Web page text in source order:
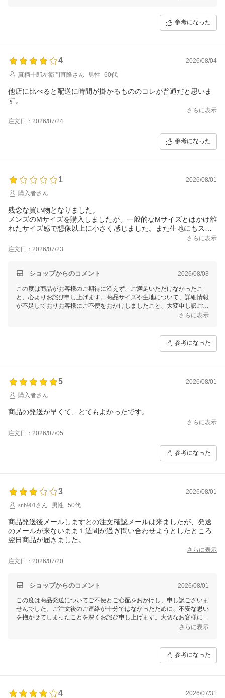
参考になった
4
2026/08/04
真柄十郎左衛門直隆さん
男性 60代
他店に比べると配送に時間が掛かるもののコレが普通だと思いま
す。
さらに表示
注文日：2026/07/24
参考になった
1
2026/08/01
購入者さん
残念な買い物となりました。
メンズのMサイズを購入しましたが、一般的なMサイズとはかけ離
れたサイズ感で想像以上に小さく感じました。また生地にもスト
レッチ性が全くないため着用することができませんでした。この
ようなサイズ感の商品を一般的なMサイズとして販売しているこ
とはないと思います。
さらに表示
注文日：2026/07/23
ショップからのコメント 2026/08/03
この度は商品がお客様のご期待に沿えず、ご満足いただけなかったこ
と、心よりお詫び申し上げます。商品サイズや生地について、詳細情報
が不足しておりお客様にご不便をおかけしましたこと、大変申し訳ござ
いません。また、返品が叶わず、お客様に残念なお気持ちを抱かせてし
当店では今後、このような事態を防ぐため、商品ページのサイズ感や素
材に関する情報をより詳しく表記し、より多くのお客様に安心してご購
今回お寄せいただいた詳細なご意見は、貴重な改善の機会として店舗運
営に活かしてまいります。今後少しでもお客様が信頼を持ってお買い物
いただけるよう尽力してまいりますので、もし何かお気づきの点がござ
どうかまたご縁をいただける機会をいただければと願っております。貴
重なレビューを頂き、誠にありがとうございました。
さらに表示
参考になった
5
2026/08/01
購入者さん
商品の発送が早くて、とてもよかったです。
さらに表示
注文日：2026/07/05
参考になった
3
2026/08/01
snb901さん
男性 50代
商品発送後メールしますとの注文確認メールは来ましたが、発送
のメールが来ないまま１週間が過ぎ問い合わせようとしたところ
翌日商品が届きました。
さらに表示
注文日：2026/07/20
ショップからのコメント 2026/08/01
この度は商品発送についてご不便とご心配をおかけし、申し訳ございま
せんでした。ご注文後のご連絡が十分ではなかったために、不安な思い
を抱かせてしまったことを深くお詫び申し上げます。大切なお客様に対
して、もっとスムーズな情報提供を行うべきでございました。
お待ちいただけるよう、社内体制を見直していきます。このたびのご指
摘をしっかりと受け止め、サービス改善の参考にさせていただきます。
ます。商品をご購入いただき、また貴重なご意見をいただきましたこ
さらに表示
参考になった
4 2026/07/31